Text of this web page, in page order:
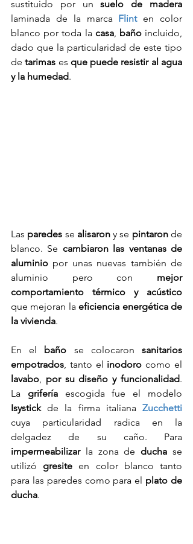
sustituido por un suelo de madera
laminada de la marca Flint en color
blanco por toda la casa, baño incluido,
dado que la particularidad de este tipo
de tarimas es que puede resistir al agua
y la humedad.
Las paredes se alisaron y se pintaron de
blanco. Se cambiaron las ventanas de
aluminio por unas nuevas también de
aluminio pero con mejor
comportamiento térmico y acústico
que mejoran la eficiencia energética de
la vivienda.
En el baño se colocaron sanitarios
empotrados, tanto el inodoro
lavabo, por su diseño y funcionalidad.
La grifería
Isystick de la firma italiana Zucchetti
cuya particularidad radica en la
impermeabilizar la zona de ducha se
utilizó gresite en color blanco tanto
para las paredes como para el plato de
ducha.